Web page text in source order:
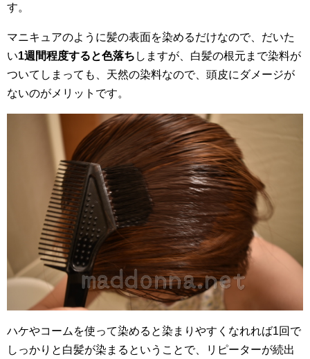
す。
マニキュアのように髪の表面を染めるだけなので、だいた
い1週間程度すると色落ち しますが、白髪の根元まで染料が
ついてしまっても、天然の染料なので、頭皮にダメージが
ないのがメリットです。
ハケやコームを使って染めると染まりやすくなれれば1回で
しっかりと白髪が染まるということで、リピーターが続出